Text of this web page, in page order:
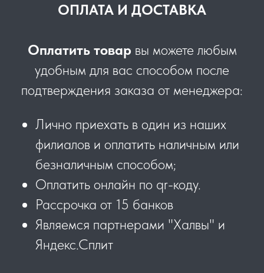
ОПЛАТА И ДОСТАВКА
Оплатить товар вы можете любым
удобным для вас способом после
подтверждения заказа от менеджера:
Лично приехать в один из наших
филиалов и оплатить наличным или
безналичным способом;
Оплатить онлайн по qr-коду.
Рассрочка от 15 банков
Являемся партнерами "Халвы" и
Яндекс.Сплит